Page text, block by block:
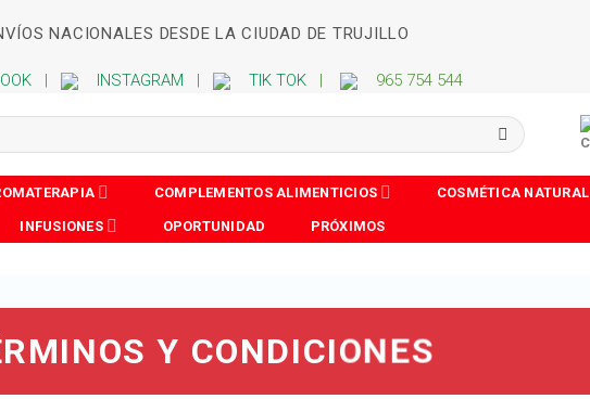
NACIONALES DESDE LA CIUDAD DE TRUJILLO
| INSTAGRAM | TIK TOK | 965 754 544
COMPLEMENTOS ALIMENTICIOS COSMÉTICA NATURAL
INFUSIONES OPORTUNIDAD PRÓXIMOS
Y CONDICIONES